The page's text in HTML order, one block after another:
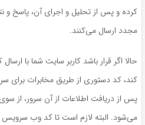
کرده و پس از تحلیل و اجرای آن، پاسخ و
مجدد ارسال می‌کنند.
حالا اگر قرار باشد کاربر سایت شما با
کند، کد دستوری از طریق مخابرات برای
پس از دریافت اطلاعات از آن سرور، از سوی
می‌شود. البته لازم است تا کد وب سرویس